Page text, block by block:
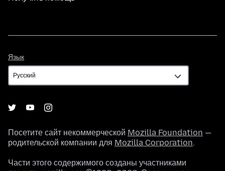
Язык
Посетите сайт некоммерческой Mozilla Foundation —
родительской компании для Mozilla Corporation.
Части этого содержимого созданы участниками